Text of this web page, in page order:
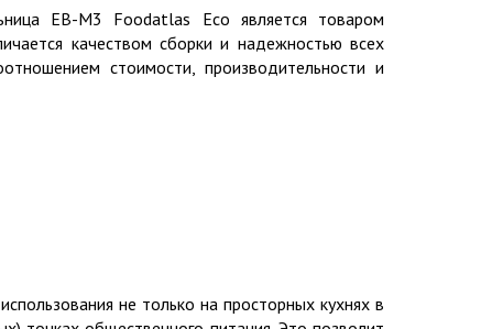
EB-M3 Foodatlas Eco является товаром
качеством сборки и надежностью всех
стоимости, производительности и
не только на просторных кухнях в